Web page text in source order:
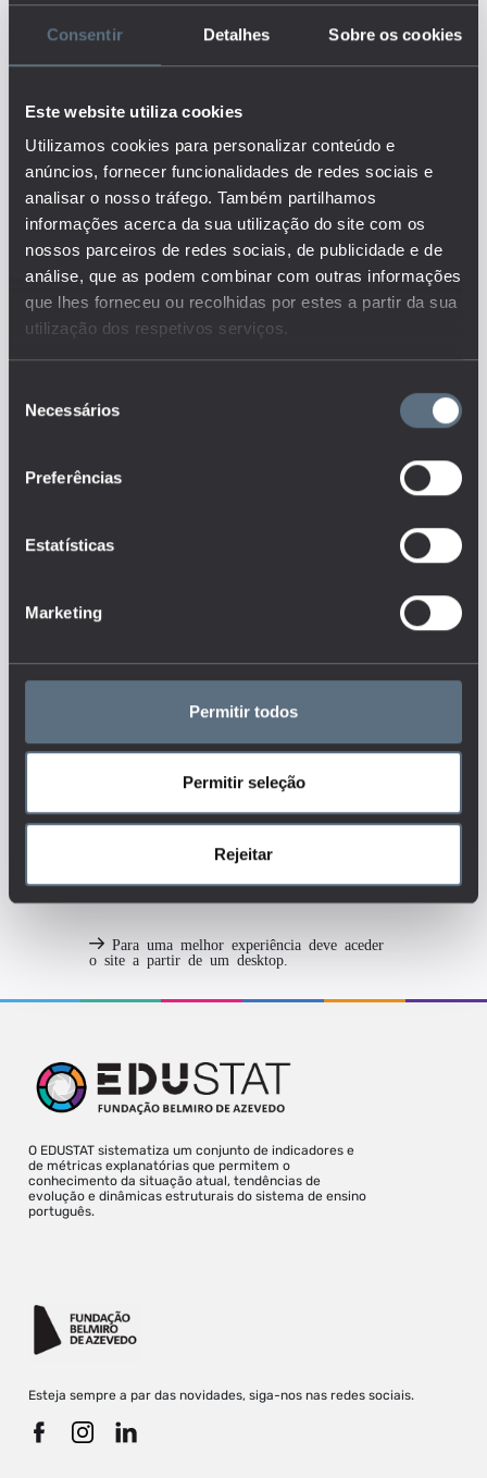
Consentir Detalhes Sobre os cookies
Este website utiliza cookies
Utilizamos cookies para personalizar conteúdo e
anúncios, fornecer funcionalidades de redes sociais e
analisar o nosso tráfego. Também partilhamos
informações acerca da sua utilização do site com os
nossos parceiros de redes sociais, de publicidade e de
análise, que as podem combinar com outras informações
que lhes forneceu ou recolhidas por estes a partir da sua
utilização dos respetivos serviços.
Necessários
Preferências
Estatísticas
Marketing
Permitir todos
Permitir seleção
Rejeitar
Dados recolhidos e analisados
Estatísticas da Educação e
Ciência (DGEEC) no âmbito do
"Questionário – Educação
e à Inclusão", com o intuito de
conhecer a forma como as
escolas organizam os recursos
específicos de apoio à
aprendizagem e à inclusão.
Este é um dos indicadores do
social escolar, apoio à integração
com necessidades educativas
pelas instituições de educação?
EDUCAÇÃO PRÉ-ESCOLAR ENSINO BÁSICO
ENSINO SECUNDÁRIO NEE
Para uma melhor experiência deve aceder
o site a partir de um desktop.
O EDUSTAT sistematiza um conjunto de indicadores e
de métricas explanatórias que permitem o
conhecimento da situação atual, tendências de
evolução e dinâmicas estruturais do sistema de ensino
português.
Esteja sempre a par das novidades, siga-nos nas redes sociais.